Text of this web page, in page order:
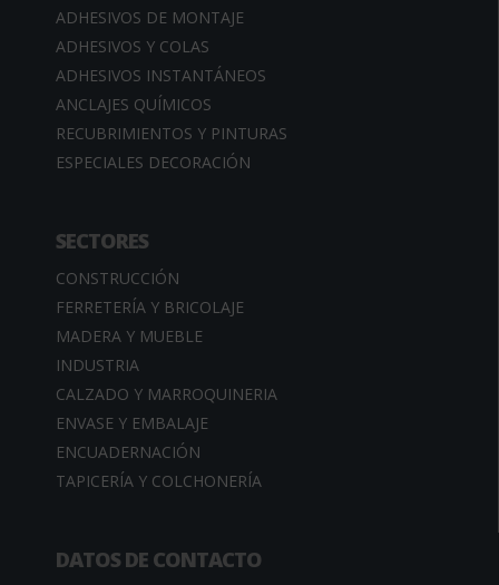
ADHESIVOS DE MONTAJE
ADHESIVOS Y COLAS
ADHESIVOS INSTANTÁNEOS
ANCLAJES QUÍMICOS
RECUBRIMIENTOS Y PINTURAS
ESPECIALES DECORACIÓN
SECTORES
CONSTRUCCIÓN
FERRETERÍA Y BRICOLAJE
MADERA Y MUEBLE
INDUSTRIA
CALZADO Y MARROQUINERIA
ENVASE Y EMBALAJE
ENCUADERNACIÓN
TAPICERÍA Y COLCHONERÍA
DATOS DE CONTACTO